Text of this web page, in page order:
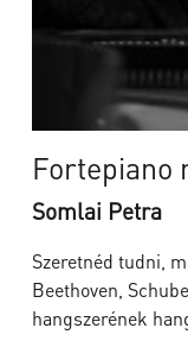
Fortepiano
Somlai Petra
Szeretnéd tudni,
Beethoven,
hangszerének